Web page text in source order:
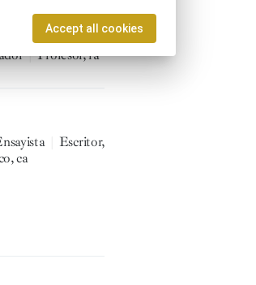
Presidente, ta del
|Profesor, ra
Escritor,
ca
Accept all cookies